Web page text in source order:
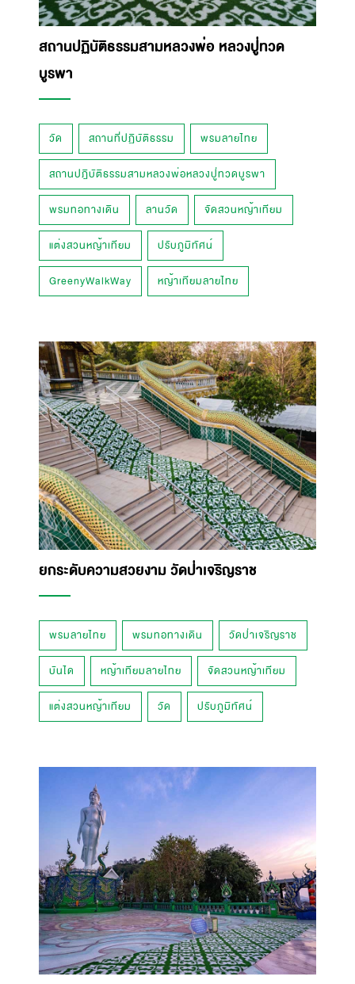
สถานปฏิบัติธรรมสามหลวงพ่อ หลวงปู่ทวด
บูรพา
วัด สถานที่ปฏิบัติธรรม พรมลายไทย
สถานปฎิบัติธรรมสามหลวงพ่อหลวงปู่ทวดบูรพา
พรมทอทางเดิน ลานวัด จัดสวนหญ้าเทียม
แต่งสวนหญ้าเทียม ปรับภูมิทัศน์
GreenyWalkWay หญ้าเทียมลายไทย
ยกระดับความสวยงาม วัดป่าเจริญราช
พรมลายไทย พรมทอทางเดิน วัดป่าเจริญราช
บันได หญ้าเทียมลายไทย จัดสวนหญ้าเทียม
แต่งสวนหญ้าเทียม วัด ปรับภูมิทัศน์